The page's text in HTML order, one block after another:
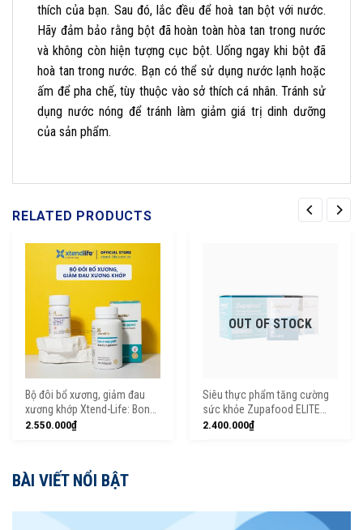
thích của bạn. Sau đó, lắc đều để hoà tan bột với nước.
Hãy đảm bảo rằng bột đã hoàn toàn hòa tan trong nước
và không còn hiện tượng cục bột. Uống ngay khi bột đã
hoà tan trong nước. Bạn có thể sử dụng nước lạnh hoặc
ấm để pha chế, tùy thuộc vào sở thích cá nhân. Tránh sử
dụng nước nóng để tránh làm giảm giá trị dinh dưỡng
của sản phẩm.
RELATED PRODUCTS
Bộ đôi bổ xương, giảm đau
xương khớp Xtend-Life: Bone
Support và ACH-EZE Joint
2.550.000₫
OUT OF STOCK
Siêu thực phẩm tăng cường
sức khỏe Zupafood ELITE
Xtend-Life (30 gói)
2.400.000₫
BÀI VIẾT NỔI BẬT